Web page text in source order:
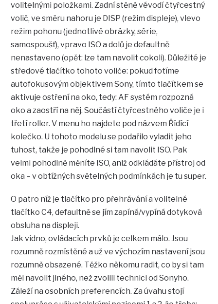
volitelnými položkami. Zadní stěně vévodí čtyřcestný
volič, ve směru nahoru je DISP (režim displeje), vlevo
režim pohonu (jednotlivé obrázky, série,
samospoušť), vpravo ISO a dolů je defaultně
nenastaveno (opět: lze tam navolit cokoli). Důležité je
středové tlačítko tohoto voliče: pokud fotíme
autofokusovým objektivem Sony, tímto tlačítkem se
aktivuje ostření na oko, tedy: AF systém rozpozná
oko a zaostří na něj. Součástí čtyřcestného voliče je i
třetí roller. V menu ho najdete pod názvem Řídící
kolečko. U tohoto modelu se podařilo vyladit jeho
tuhost, takže je pohodlné si tam navolit ISO. Pak
velmi pohodlně měníte ISO, aniž odkládáte přístroj od
oka – v obtížných světelných podmínkách je tu super.
O patro níž je tlačítko pro přehrávání a volitelné
tlačítko C4, defaultně se jím zapíná/vypíná dotyková
obsluha na displeji.
Jak vidno, ovládacích prvků je celkem málo. Jsou
rozumně rozmístěné a už ve výchozím nastavení jsou
rozumně obsazené. Těžko někomu radit, co by si tam
měl navolit jiného, než zvolili technici od Sonyho.
Záleží na osobních preferencích. Za úvahu stojí